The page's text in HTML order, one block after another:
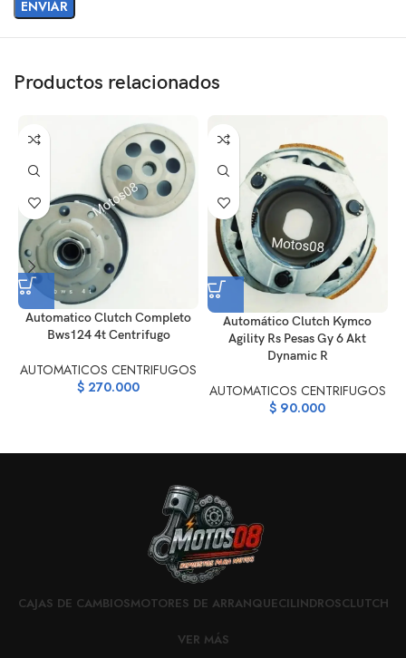
Productos relacionados
Automatico Clutch Completo
Bws124 4t Centrifugo
AUTOMATICOS CENTRIFUGOS
$ 270.000
Automático Clutch Kymco
Agility Rs Pesas Gy 6 Akt
Dynamic R
AUTOMATICOS CENTRIFUGOS
$ 90.000
CAJAS DE CAMBIOSMOTORES DE ARRANQUECILINDROSCLUTCH
VER MÁS